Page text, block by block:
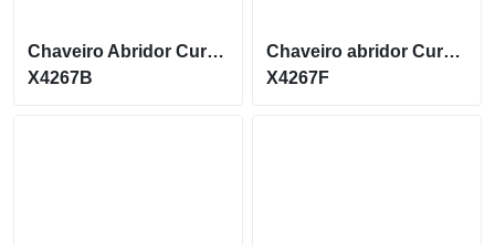
Chaveiro Abridor Curvo com acabamento brilhante X4267B
X4267B
Chaveiro abridor Curvo com acabamento fosco X4267F
X4267F